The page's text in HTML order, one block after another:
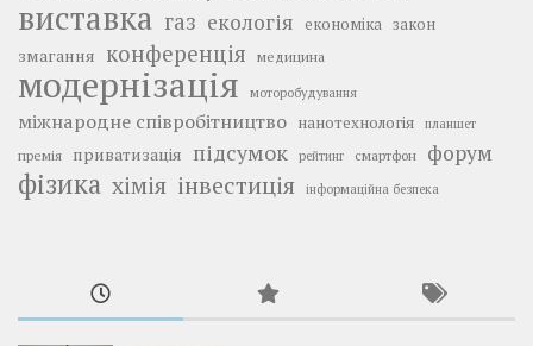
виставка газ екологія економіка закон
змагання конференція медицина
модернізація моторобудування
міжнародне співробітництво нанотехнологія планшет
премія приватизація підсумок рейтинг смартфон форум
фізика хімія інвестиція інформаційна безпека